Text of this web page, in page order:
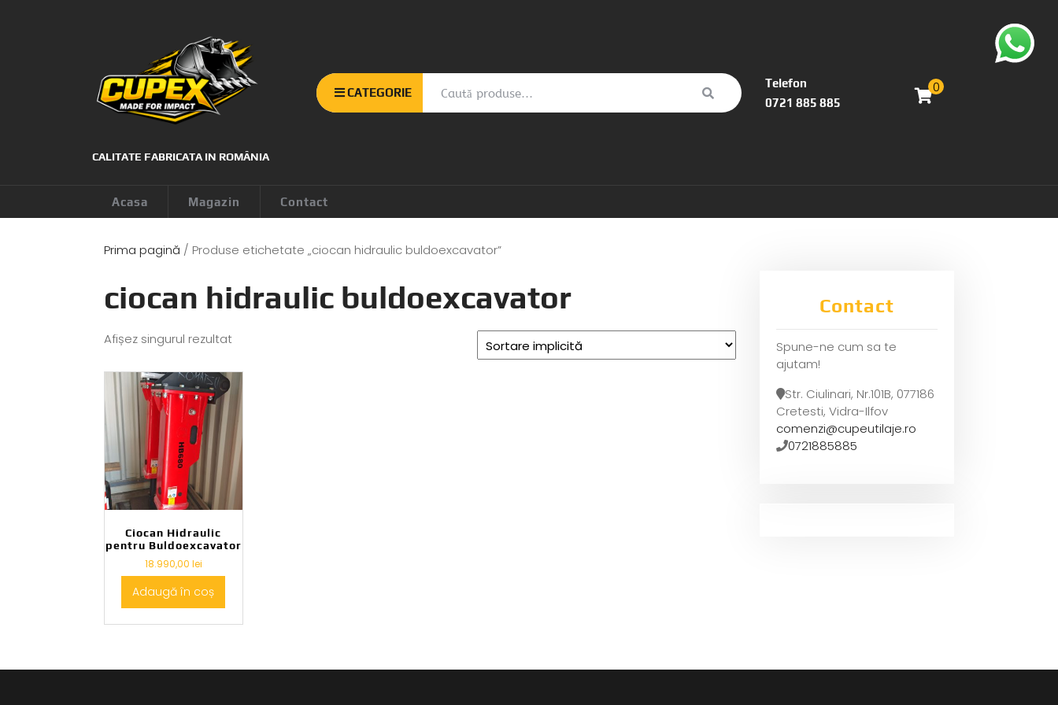
CALITATE FABRICATA IN ROMÂNIA
CATEGORIE
Telefon
0721 885 885
0
Acasa Magazin Contact
Prima pagină / Produse etichetate „ciocan hidraulic buldoexcavator”
ciocan hidraulic buldoexcavator
Afișez singurul rezultat
Ciocan Hidraulic
pentru Buldoexcavator
18.990,00 lei
Adaugă în coș
Contact
Spune-ne cum sa te
ajutam!
Str. Ciulinari, Nr.101B, 077186
Cretesti, Vidra-Ilfov
comenzi@cupeutilaje.ro
0721885885